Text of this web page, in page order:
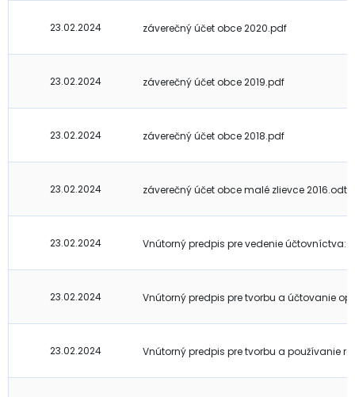
23.02.2024 záverečný účet obce 2020.pdf
23.02.2024 záverečný účet obce 2019.pdf
23.02.2024 záverečný účet obce 2018.pdf
23.02.2024 záverečný účet obce malé zlievce 2016.odt
23.02.2024 Vnútorný predpis pre vedenie účtovníctva:
23.02.2024 Vnútorný predpis pre tvorbu a účtovanie
23.02.2024 Vnútorný predpis pre tvorbu a používanie